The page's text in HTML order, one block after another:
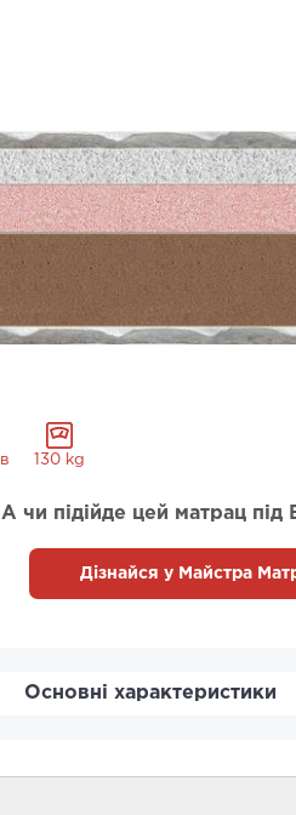
130 kg
А чи підійде цей матрац під
Дізнайся у Майстра
Основні характеристики